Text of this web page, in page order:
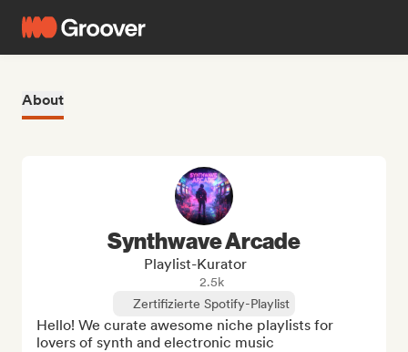
About
Synthwave Arcade
Playlist-Kurator
2.5k
Zertifizierte Spotify-Playlist
Hello! We curate awesome niche playlists for
lovers of synth and electronic music